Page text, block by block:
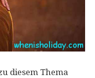
diesem Thema